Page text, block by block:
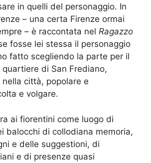
in quelli del personaggio. In
– una certa Firenze ormai
– è raccontata nel Ragazzo
fosse lei stessa il personaggio
fatto scegliendo la parte per il
di San Frediano,
città, popolare e
e volgare.
ai fiorentini come luogo di
balocchi di collodiana memoria,
e delle suggestioni, di
e di presenze quasi